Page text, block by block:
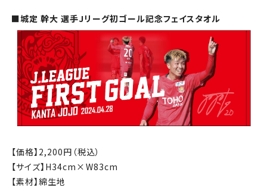
■城定 幹大 選手Jリーグ初ゴール記念フェイスタオル
【価格】 2,200円（税込）
【サイズ】 H34cm×W83cm
【素材】綿生地